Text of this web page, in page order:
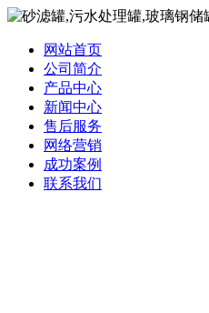
网站首页
公司简介
产品中心
新闻中心
售后服务
网络营销
成功案例
联系我们